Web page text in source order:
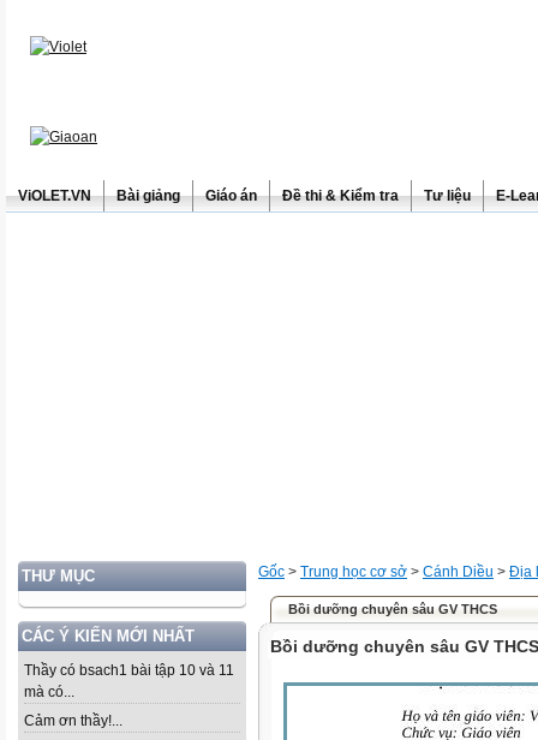
ViOLET.VN Bài giảng Giáo án Đề thi & Kiểm tra Tư liệu E-
THƯ MỤC
CÁC Ý KIẾN MỚI NHẤT
Thầy có bsach1 bài tập 10 và 11
mà có...
Cảm ơn thầy!...
Gốc > Trung học cơ sở > Cánh Diều > Địa
Bồi dưỡng chuyên sâu GV THCS
Bồi dưỡng chuyên sâu GV THCS